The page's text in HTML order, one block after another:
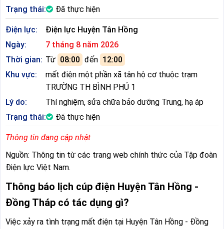
Trạng thái:
Đã thực hiện
Điện lực:
Điện lực Huyện Tân Hồng
Ngày:
7 tháng 8 năm 2026
Thời gian: Từ 08:00 đến 12:00
Khu vực:
mất điện một phần xã tân hộ cơ thuộc trạm
TRƯỜNG TH BÌNH PHÚ 1
Lý do:
Thí nghiệm, sửa chữa bảo dưỡng Trung, hạ áp
Trạng thái:
Đã thực hiện
Thông tin đang cập nhật
Nguồn: Thông tin từ các trang web chính thức của Tập đoàn
Điện lực Việt Nam.
Thông báo lịch cúp điện Huyện Tân Hồng -
Đồng Tháp có tác dụng gì?
Việc xảy ra tình trạng mất điện tại Huyện Tân Hồng - Đồng